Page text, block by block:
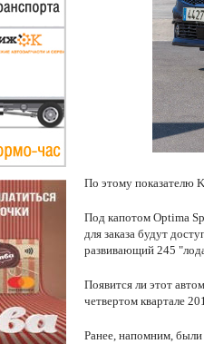
По этому показателю
Под капотом Optima
для заказа будут
развивающий 245
Появится ли этот
четвертом квартале
Ранее, напомним, были